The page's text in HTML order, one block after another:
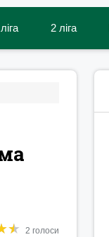
2 ліга
★
★ 2 голоси